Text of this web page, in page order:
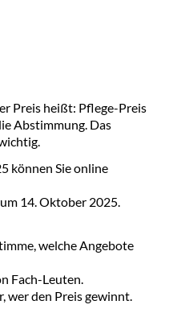
Preis heißt: Pflege-Preis
Abstimmung. Das
können Sie online
14. Oktober 2025.
welche Angebote
Fach-Leuten.
wer den Preis gewinnt.